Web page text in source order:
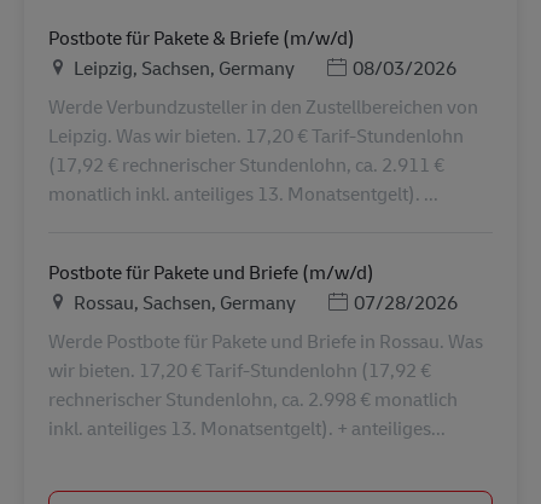
Postbote für Pakete & Briefe (m/w/d)
Ubicación
Leipzig, Sachsen, Germany Posted Date
08/03/2026
Werde Verbundzusteller in den Zustellbereichen von
Leipzig. Was wir bieten. 17,20 € Tarif-Stundenlohn
(17,92 € rechnerischer Stundenlohn, ca. 2.911 €
monatlich inkl. anteiliges 13. Monatsentgelt). ...
Postbote für Pakete und Briefe (m/w/d)
Ubicación
Rossau, Sachsen, Germany Posted Date
07/28/2026
Werde Postbote für Pakete und Briefe in Rossau. Was
wir bieten. 17,20 € Tarif-Stundenlohn (17,92 €
rechnerischer Stundenlohn, ca. 2.998 € monatlich
inkl. anteiliges 13. Monatsentgelt). + anteiliges...